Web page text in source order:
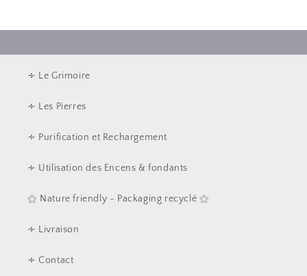
∻ Le Grimoire
∻ Les Pierres
∻ Purification et Rechargement
∻ Utilisation des Encens & fondants
⚝ Nature friendly - Packaging recyclé ⚝
∻ Livraison
∻ Contact